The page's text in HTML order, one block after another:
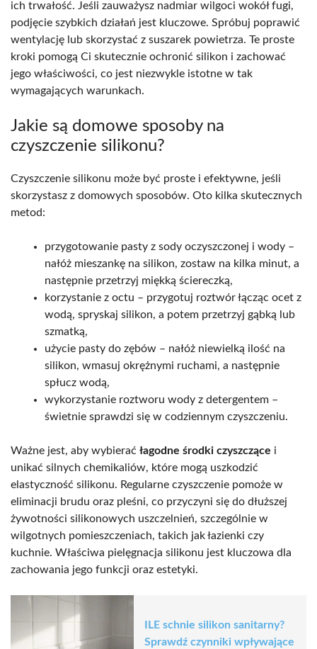
ich trwałość. Jeśli zauważysz nadmiar wilgoci wokół fugi,
podjęcie szybkich działań jest kluczowe. Spróbuj poprawić
wentylację lub skorzystać z suszarek powietrza. Te proste
kroki pomogą Ci skutecznie ochronić silikon i zachować
jego właściwości, co jest niezwykle istotne w tak
wymagających warunkach.
Jakie są domowe sposoby na
czyszczenie silikonu?
Czyszczenie silikonu może być proste i efektywne, jeśli
skorzystasz z domowych sposobów. Oto kilka skutecznych
metod:
przygotowanie pasty z sody oczyszczonej i wody –
nałóż mieszankę na silikon, zostaw na kilka minut, a
następnie przetrzyj miękką ściereczką,
korzystanie z octu – przygotuj roztwór łącząc ocet z
wodą, spryskaj silikon, a potem przetrzyj gąbką lub
szmatką,
użycie pasty do zębów – nałóż niewielką ilość na
silikon, wmasuj okrężnymi ruchami, a następnie
spłucz wodą,
wykorzystanie roztworu wody z detergentem –
świetnie sprawdzi się w codziennym czyszczeniu.
Ważne jest, aby wybierać łagodne środki czyszczące i
unikać silnych chemikaliów, które mogą uszkodzić
elastyczność silikonu. Regularne czyszczenie pomoże w
eliminacji brudu oraz pleśni, co przyczyni się do dłuższej
żywotności silikonowych uszczelnień, szczególnie w
wilgotnych pomieszczeniach, takich jak łazienki czy
kuchnie. Właściwa pielęgnacja silikonu jest kluczowa dla
zachowania jego funkcji oraz estetyki.
ILE schnie silikon sanitarny?
Sprawdź czynniki wpływające